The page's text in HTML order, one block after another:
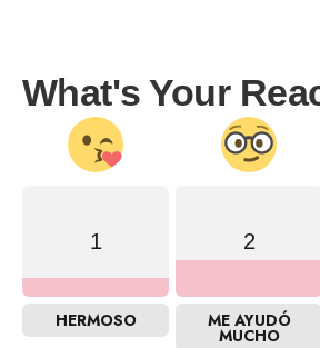
What's Your
1
HERMOSO
2
ME AYUDÓ
MUCHO